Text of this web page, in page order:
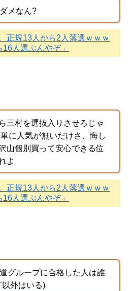
メなん?
正規13人から2人落選ｗｗｗ
人選ぶんやぞ」
三村を選抜入りさせろじゃ
に人気が無いだけさ、悔し
山個別買って安心できる位
よ
正規13人から2人落選ｗｗｗ
人選ぶんやぞ」
グループに合格した人は誰
以外はいる)